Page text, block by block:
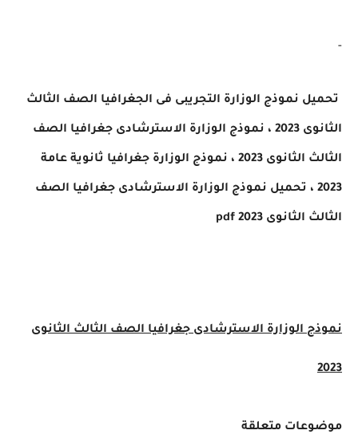
نموذج الوزارة التجريبى فى الجغرافيا الصف الثالث
الثانوى 2023 ، نموذج الوزارة الاسترشادى جغرافيا الصف
الثالث الثانوى 2023 ، نموذج الوزارة جغرافيا ثانوية عامة
نموذج الوزارة الاسترشادى جغرافيا الصف
2023
pdf
الوزارة الاسترشادى جغرافيا الصف الثالث الثانوى
متعلقة